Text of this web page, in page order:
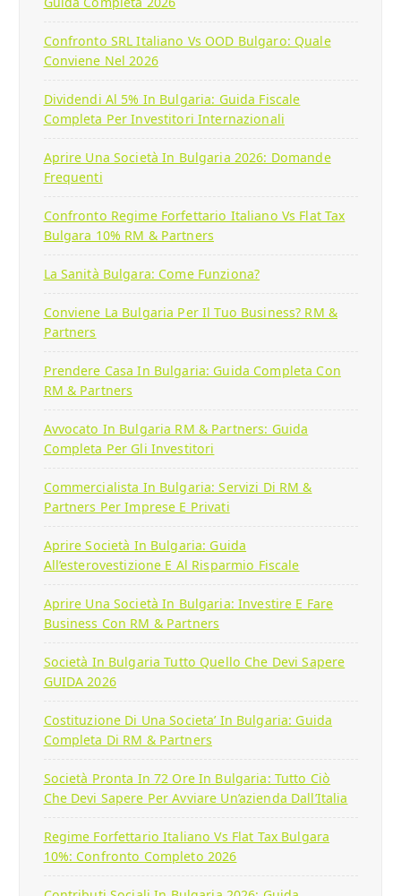
Confronto SRL Italiano Vs OOD Bulgaro: Quale
Conviene Nel 2026
Dividendi Al 5% In Bulgaria: Guida Fiscale
Completa Per Investitori Internazionali
Aprire Una Società In Bulgaria 2026: Domande
Frequenti
Confronto Regime Forfettario Italiano Vs Flat Tax
Bulgara 10% RM & Partners
La Sanità Bulgara: Come Funziona?
Conviene La Bulgaria Per Il Tuo Business? RM &
Partners
Prendere Casa In Bulgaria: Guida Completa Con
RM & Partners
Avvocato In Bulgaria RM & Partners: Guida
Completa Per Gli Investitori
Commercialista In Bulgaria: Servizi Di RM &
Partners Per Imprese E Privati
Aprire Società In Bulgaria: Guida
All’esterovestizione E Al Risparmio Fiscale
Aprire Una Società In Bulgaria: Investire E Fare
Business Con RM & Partners
Società In Bulgaria Tutto Quello Che Devi Sapere
GUIDA 2026
Costituzione Di Una Societa’ In Bulgaria: Guida
Completa Di RM & Partners
Società Pronta In 72 Ore In Bulgaria: Tutto Ciò
Che Devi Sapere Per Avviare Un’azienda Dall’Italia
Regime Forfettario Italiano Vs Flat Tax Bulgara
10%: Confronto Completo 2026